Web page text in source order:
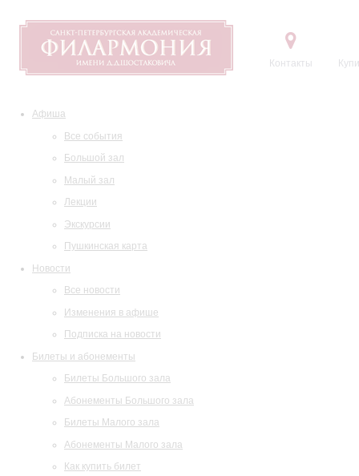
Контакты
Афиша
Все события
Большой зал
Малый зал
Лекции
Экскурсии
Пушкинская карта
Новости
Все новости
Изменения в афише
Подписка на новости
Билеты и абонементы
Билеты Большого зала
Абонементы Большого зала
Билеты Малого зала
Абонементы Малого зала
Как купить билет